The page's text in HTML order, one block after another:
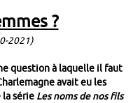
?
2021)
question à laquelle il faut
avait eu les
la série Les noms de nos fils